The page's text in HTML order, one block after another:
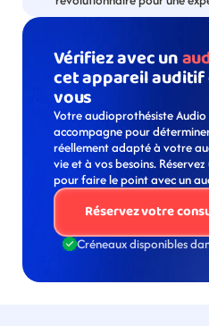
Vérifiez avec un
cet appareil
vous
Votre audioprothésiste Audio
accompagne pour
réellement adapté à votre
vie et à vos besoins.
pour faire le point avec un
Réservez votre
Créneaux disponibles